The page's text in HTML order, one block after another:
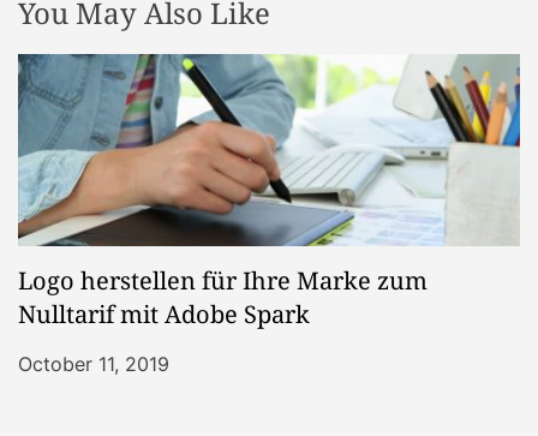
You May Also Like
Logo herstellen für Ihre Marke zum
Nulltarif mit Adobe Spark
October 11, 2019